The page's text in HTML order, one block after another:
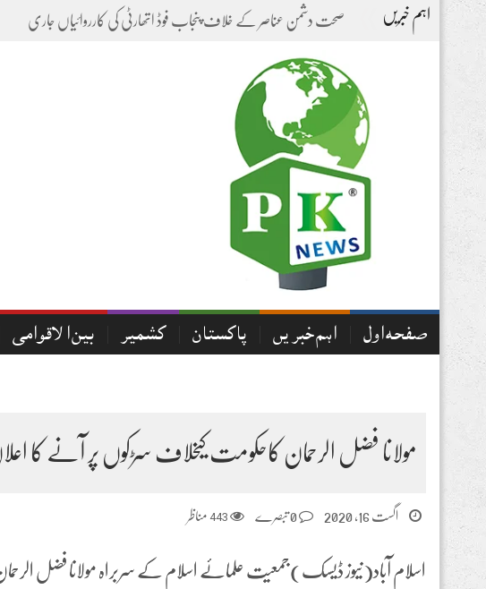
اہم خبریں -
صفحہ اول اہم خبریں پاکستان کشمیر بین الاقوامی
مولانا فضل الرحمان کاحکومت کیخلاف سڑکوں پر آنے کا
اگست 16, 2020 0 تبصرے 443 مناظر
اسلام آباد(نیوز ڈیسک)جمعیت علمائے اسلام کے سربراہ مولانا فضل